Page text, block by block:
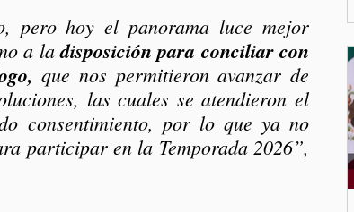
pero hoy el panorama luce mejor
a la disposición para conciliar con
que nos permitieron avanzar de
las cuales se atendieron el
consentimiento, por lo que ya no
participar en la Temporada 2026”,